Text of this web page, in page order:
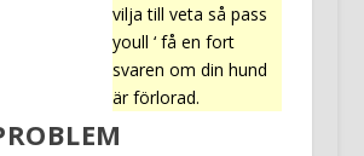
vilja till veta så pass
youll ‘ få en fort
svaren om din hund
är förlorad.